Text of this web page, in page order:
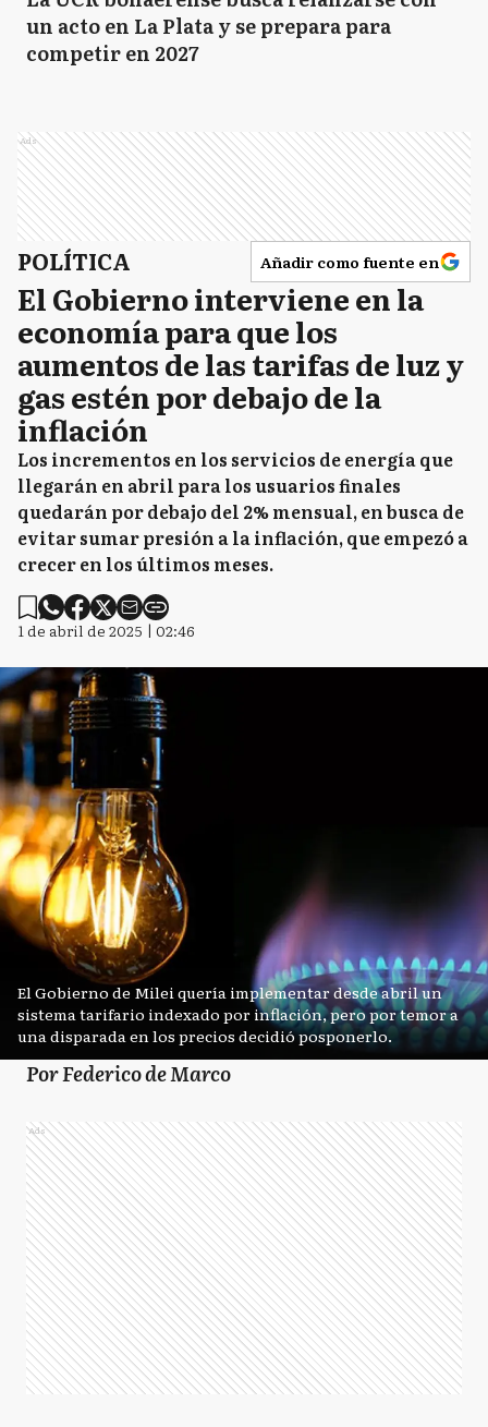
un acto en La Plata y se prepara para
competir en 2027
Ads
POLÍTICA Añadir como fuente en
El Gobierno interviene en la
economía para que los
aumentos de las tarifas de luz y
gas estén por debajo de la
inflación
Los incrementos en los servicios de energía que
llegarán en abril para los usuarios finales
quedarán por debajo del 2% mensual, en busca de
evitar sumar presión a la inflación, que empezó a
crecer en los últimos meses.
1 de abril de 2025 | 02:46
El Gobierno de Milei quería implementar desde abril un
sistema tarifario indexado por inflación, pero por temor a
una disparada en los precios decidió posponerlo.
Por Federico de Marco
Ads